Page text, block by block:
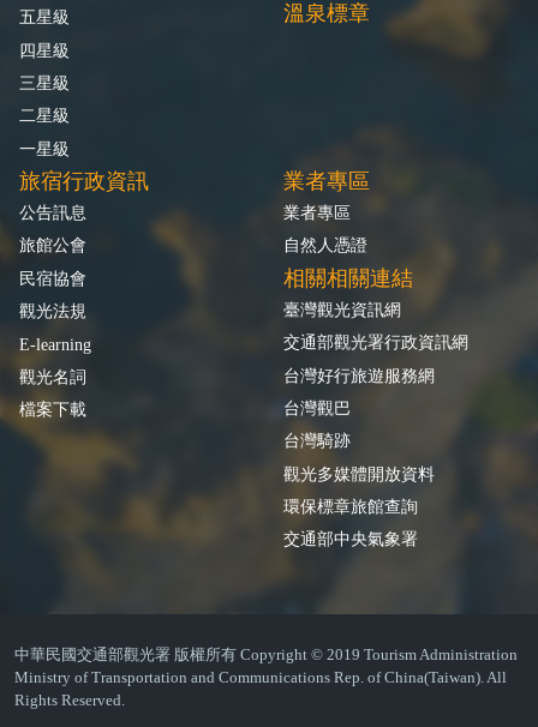
五星級
四星級
三星級
二星級
一星級
溫泉標章
旅宿行政資訊
公告訊息
旅館公會
民宿協會
觀光法規
E-learning
觀光名詞
檔案下載
業者專區
業者專區
自然人憑證
相關相關連結
臺灣觀光資訊網
交通部觀光署行政資訊網
台灣好行旅遊服務網
台灣觀巴
台灣騎跡
觀光多媒體開放資料
環保標章旅館查詢
交通部中央氣象署
中華民國交通部觀光署 版權所有 Copyright © 2019 Tourism Administration
Ministry of Transportation and Communications Rep. of China(Taiwan). All
Rights Reserved.